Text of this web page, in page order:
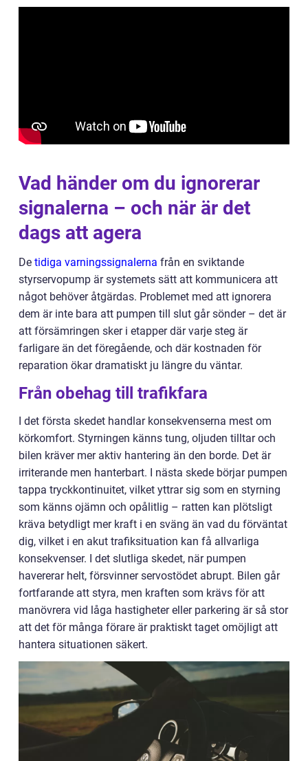
Vad händer om du ignorerar
signalerna – och när är det
dags att agera
De tidiga varningssignalerna från en sviktande
styrservopump är systemets sätt att kommunicera att
något behöver åtgärdas. Problemet med att ignorera
dem är inte bara att pumpen till slut går sönder – det är
att försämringen sker i etapper där varje steg är
farligare än det föregående, och där kostnaden för
reparation ökar dramatiskt ju längre du väntar.
Från obehag till trafikfara
I det första skedet handlar konsekvenserna mest om
körkomfort. Styrningen känns tung, oljuden tilltar och
bilen kräver mer aktiv hantering än den borde. Det är
irriterande men hanterbart. I nästa skede börjar pumpen
tappa tryckkontinuitet, vilket yttrar sig som en styrning
som känns ojämn och opålitlig – ratten kan plötsligt
kräva betydligt mer kraft i en sväng än vad du förväntat
dig, vilket i en akut trafiksituation kan få allvarliga
konsekvenser. I det slutliga skedet, när pumpen
havererar helt, försvinner servostödet abrupt. Bilen går
fortfarande att styra, men kraften som krävs för att
manövrera vid låga hastigheter eller parkering är så stor
att det för många förare är praktiskt taget omöjligt att
hantera situationen säkert.